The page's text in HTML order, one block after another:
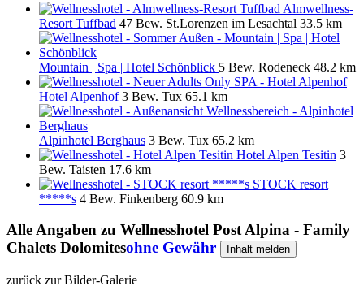
Almwellness-
Resort Tuffbad 47 Bew. St.Lorenzen im Lesachtal 33.5 km
Mountain | Spa | Hotel Schönblick 5 Bew. Rodeneck 48.2 km
Hotel Alpenhof3 Bew. Tux 65.1 km
Alpinhotel Berghaus 3 Bew. Tux 65.2 km
Hotel Alpen Tesitin 3
Bew. Taisten 17.6 km
STOCK resort
*****s 4 Bew. Finkenberg 60.9 km
Alle Angaben zu Wellnesshotel Post Alpina - Family
Chalets Dolomitesohne Gewähr Inhalt melden
zurück zur Bilder-Galerie